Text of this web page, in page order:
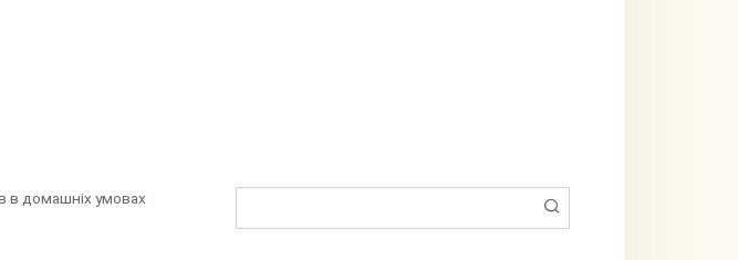
в домашніх умовах